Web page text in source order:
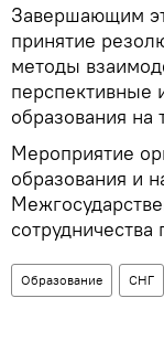
Завершающим
принятие
методы
перспективные
образования на
Мероприятие
образования и
сотрудничества
Образование СНГ